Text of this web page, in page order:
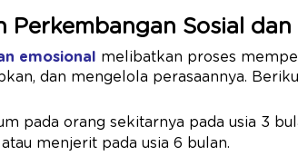
Perkembangan Sosial dan
emosional
melibatkan proses
dan mengelola perasaannya.
pada orang sekitarnya pada usia 3
menjerit pada usia 6 bulan.